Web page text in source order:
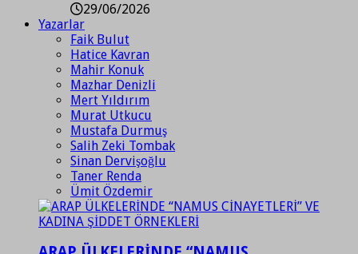
29/06/2026
Yazarlar
Faik Bulut
Hatice Kavran
Mahir Konuk
Mazhar Denizli
Mert Yıldırım
Murat Utkucu
Mustafa Durmuş
Salih Zeki Tombak
Sinan Dervişoğlu
Taner Renda
Ümit Özdemir